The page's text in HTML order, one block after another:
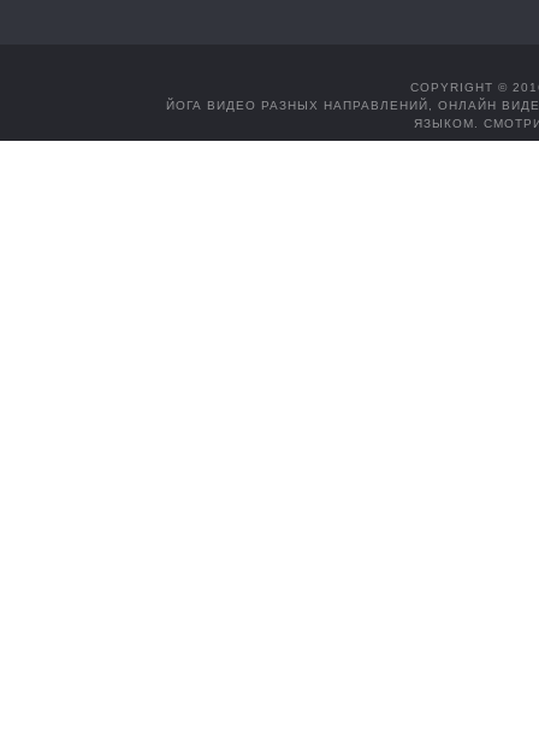
COPYRIGHT ©
ЙОГА ВИДЕО РАЗНЫХ НАПРАВЛЕНИЙ, ОНЛАЙН
ЯЗЫКОМ.